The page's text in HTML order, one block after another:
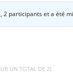
2 participants et a été
UN TOTAL DE 2)